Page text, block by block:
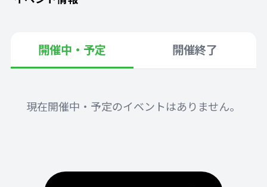
開催中・予定 開催終了
現在開催中・予定のイベントはありません。